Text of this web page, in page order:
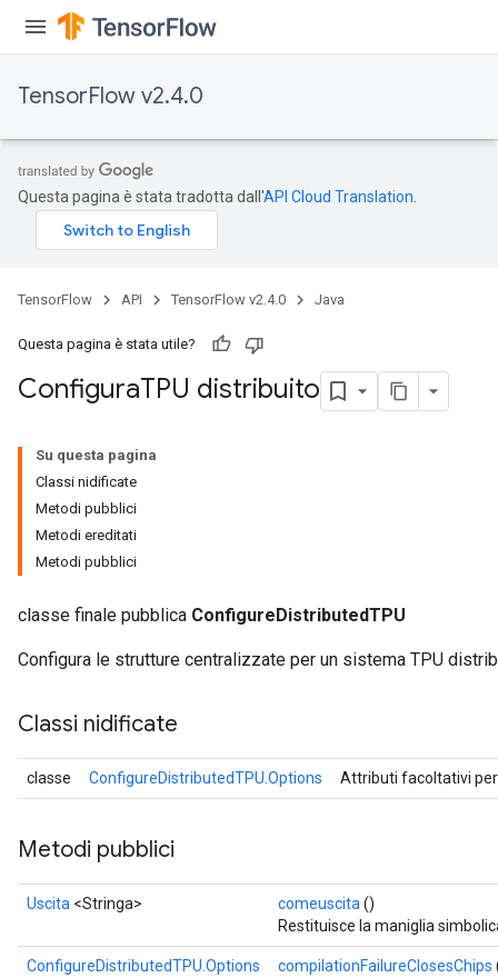
TensorFlow v2.4.0
Questa pagina è stata tradotta dall'API Cloud Translation
TensorFlow API TensorFlow v2.4.0 Java
Questa pagina è stata utile?
ConfiguraTPU distribuito
Su questa pagina
Classi nidificate
Metodi pubblici
Metodi ereditati
Metodi pubblici
classe finale pubblica ConfigureDistributedTPU
Configura le strutture centralizzate per un sistema TPU
Classi nidificate
classe ConfigureDistributedTPU.Options Attributi facoltativi
Metodi pubblici
Uscita <Stringa> comeuscita ()
Restituisce la maniglia
ConfigureDistributedTPU.Options
compilationFailureClosesChips